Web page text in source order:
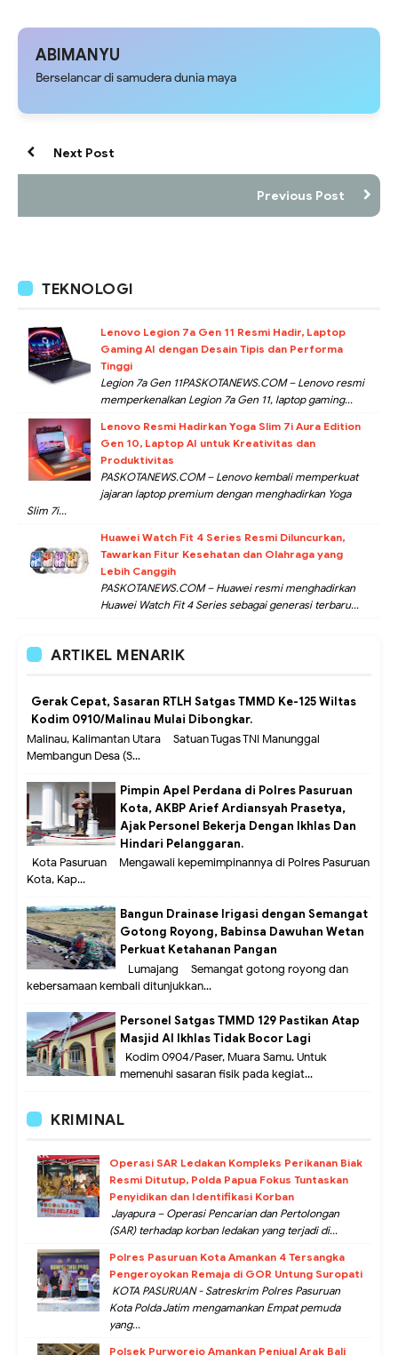
ABIMANYU
Berselancar di samudera dunia maya
Next Post
Previous Post
TEKNOLOGI
Lenovo Legion 7a Gen 11 Resmi Hadir, Laptop
Gaming AI dengan Desain Tipis dan Performa
Tinggi
Legion 7a Gen 11PASKOTANEWS.COM – Lenovo resmi
memperkenalkan Legion 7a Gen 11, laptop gaming...
Lenovo Resmi Hadirkan Yoga Slim 7i Aura Edition
Gen 10, Laptop AI untuk Kreativitas dan
Produktivitas
PASKOTANEWS.COM – Lenovo kembali memperkuat
jajaran laptop premium dengan menghadirkan Yoga
Slim 7i...
Huawei Watch Fit 4 Series Resmi Diluncurkan,
Tawarkan Fitur Kesehatan dan Olahraga yang
Lebih Canggih
PASKOTANEWS.COM – Huawei resmi menghadirkan
Huawei Watch Fit 4 Series sebagai generasi terbaru...
ARTIKEL MENARIK
Gerak Cepat, Sasaran RTLH Satgas TMMD Ke-125 Wiltas
Kodim 0910/Malinau Mulai Dibongkar.
Malinau, Kalimantan Utara – Satuan Tugas TNI Manunggal
Membangun Desa (S...
Pimpin Apel Perdana di Polres Pasuruan
Kota, AKBP Arief Ardiansyah Prasetya,
Ajak Personel Bekerja Dengan Ikhlas Dan
Hindari Pelanggaran.
Kota Pasuruan – Mengawali kepemimpinannya di Polres Pasuruan
Kota, Kap...
Bangun Drainase Irigasi dengan Semangat
Gotong Royong, Babinsa Dawuhan Wetan
Perkuat Ketahanan Pangan
Lumajang – Semangat gotong royong dan
kebersamaan kembali ditunjukkan...
Personel Satgas TMMD 129 Pastikan Atap
Masjid Al Ikhlas Tidak Bocor Lagi
Kodim 0904/Paser, Muara Samu. Untuk
memenuhi sasaran fisik pada kegiat...
KRIMINAL
Operasi SAR Ledakan Kompleks Perikanan Biak
Resmi Ditutup, Polda Papua Fokus Tuntaskan
Penyidikan dan Identifikasi Korban
Jayapura – Operasi Pencarian dan Pertolongan
(SAR) terhadap korban ledakan yang terjadi di...
Polres Pasuruan Kota Amankan 4 Tersangka
Pengeroyokan Remaja di GOR Untung Suropati
KOTA PASURUAN - Satreskrim Polres Pasuruan
Kota Polda Jatim mengamankan Empat pemuda
yang...
Polsek Purworejo Amankan Penjual Arak Bali